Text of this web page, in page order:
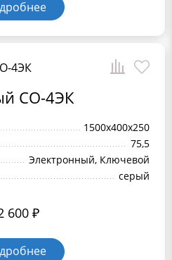
СО-4ЭК
1500x400x250
75,5
Электронный, Ключевой
серый
600 ₽